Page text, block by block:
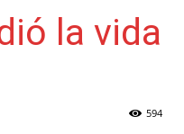
la vida
594